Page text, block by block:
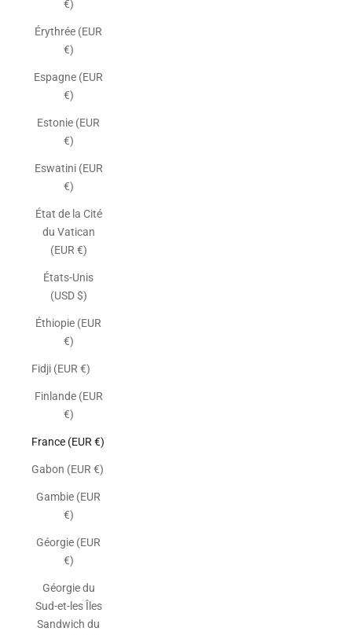
€)
Érythrée (EUR
€)
Espagne (EUR
€)
Estonie (EUR
€)
Eswatini (EUR
€)
État de la Cité
du Vatican
(EUR €)
États-Unis
(USD $)
Éthiopie (EUR
€)
Fidji (EUR €)
Finlande (EUR
€)
France (EUR €)
Gabon (EUR €)
Gambie (EUR
€)
Géorgie (EUR
€)
Géorgie du
Sud-et-les Îles
Sandwich du